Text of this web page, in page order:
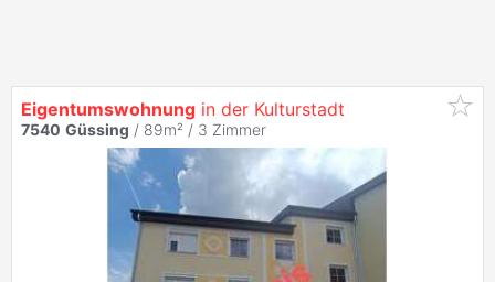
Eigentumswohnung in der Kulturstadt
7540 Güssing / 89m² / 3 Zimmer